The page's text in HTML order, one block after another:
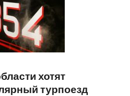
хотят
турпоезд